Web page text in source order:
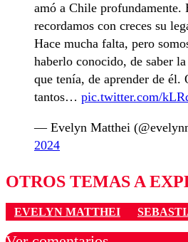
amó a Chile profundamente.
recordamos con creces su
Hace mucha falta, pero
haberlo conocido, de saber
que tenía, de aprender de él.
tantos… pic.twitter.com/
— Evelyn Matthei
2024
OTROS TEMAS A
EVELYN MATTHEI